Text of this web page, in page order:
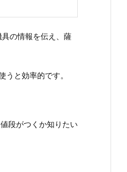
の情報を伝え、薩
と効率的です。
段がつくか知りたい